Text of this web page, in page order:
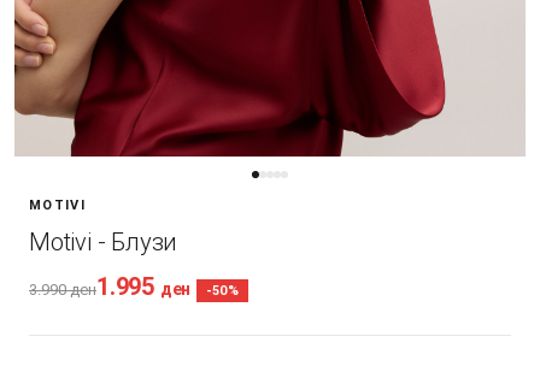
MOTIVI
Motivi - Блузи
3.990ден1.995 ден -50%